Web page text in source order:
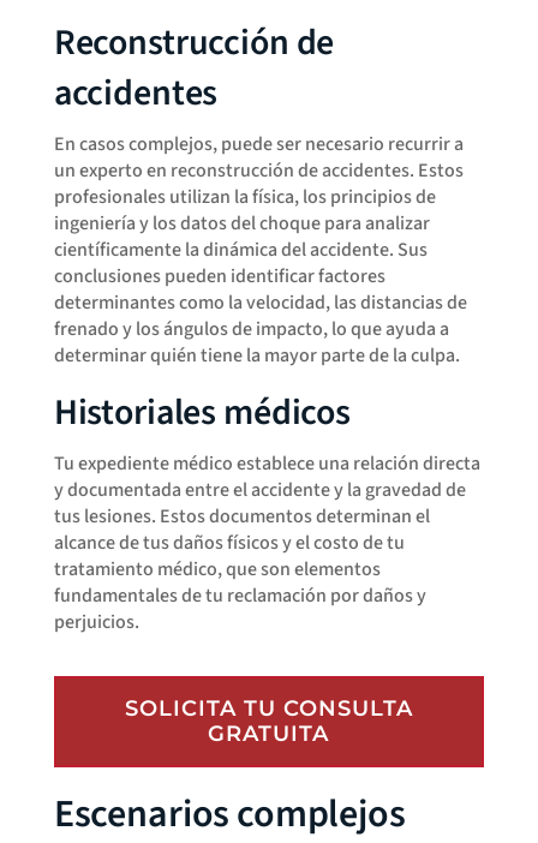
Reconstrucción de
accidentes
En casos complejos, puede ser necesario recurrir a
un experto en reconstrucción de accidentes. Estos
profesionales utilizan la física, los principios de
ingeniería y los datos del choque para analizar
científicamente la dinámica del accidente. Sus
conclusiones pueden identificar factores
determinantes como la velocidad, las distancias de
frenado y los ángulos de impacto, lo que ayuda a
determinar quién tiene la mayor parte de la culpa.
Historiales médicos
Tu expediente médico establece una relación directa
y documentada entre el accidente y la gravedad de
tus lesiones. Estos documentos determinan el
alcance de tus daños físicos y el costo de tu
tratamiento médico, que son elementos
fundamentales de tu reclamación por daños y
perjuicios.
SOLICITA TU CONSULTA
GRATUITA
Escenarios complejos